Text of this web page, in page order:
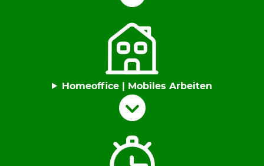
Homeoffice | Mobiles Arbeiten